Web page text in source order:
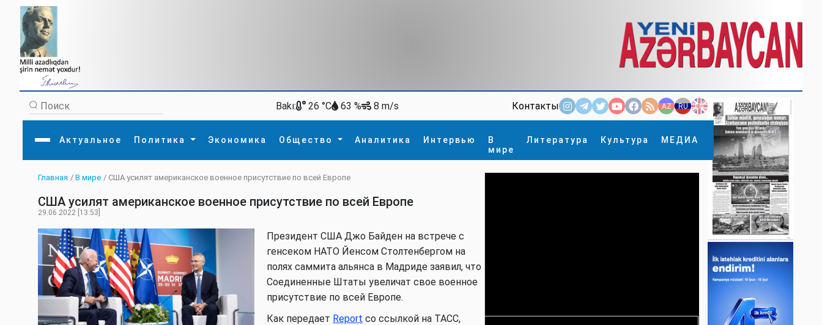
Bakı: 26 °C 63 % 8 m/s Контакты AZ RU EN
Актуальное Политика Экономика Общество Аналитика Интервью
В
мире
Литература Культура МЕДИА
×
Актуальное
Экономика
Культура
Интервью
МЕДИА
Внешняя политика
Туризм
Наука
Происшествие
Диаспора
İdmanНовые технологии
Главная / В мире / США усилят американское военное присутствие по всей Европе
США усилят американское военное присутствие по всей Европе
29.06.2022 [13:53]
Президент США Джо Байден на встрече с
генсеком НАТО Йенсом Столтенбергом на
полях саммита альянса в Мадриде заявил, что
Соединенные Штаты увеличат свое военное
присутствие по всей Европе.
Как передает Report со ссылкой на ТАСС,